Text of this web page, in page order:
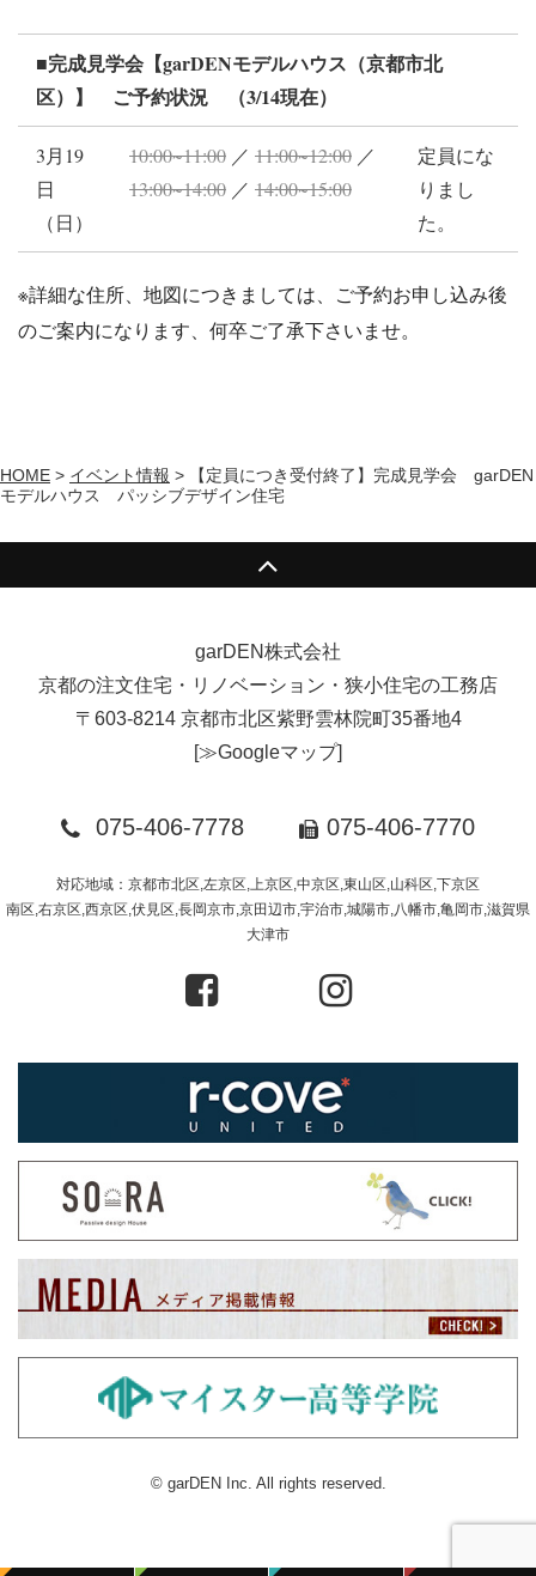
■完成見学会【garDENモデルハウス（京都市北
区）】 ご予約状況 （3/14現在）
3月19
日
（日）
10:00~11:00 ／ 11:00~12:00 ／
13:00~14:00 ／ 14:00~15:00
定員にな
りまし
た。
※詳細な住所、地図につきましては、ご予約お申し込み後
のご案内になります、何卒ご了承下さいませ。
HOME > イベント情報 >
【定員につき受付終了】完成見学会 garDEN
モデルハウス パッシブデザイン住宅
garDEN株式会社
京都の注文住宅・リノベーション・狭小住宅の工務店
〒603-8214 京都市北区紫野雲林院町35番地4
[≫Googleマップ]
075-406-7778 075-406-7770
対応地域：京都市北区,左京区,上京区,中京区,東山区,山科区,下京区
南区,右京区,西京区,伏見区,長岡京市,京田辺市,宇治市,城陽市,八幡市,亀岡市,滋賀県
大津市
© garDEN Inc. All rights reserved.